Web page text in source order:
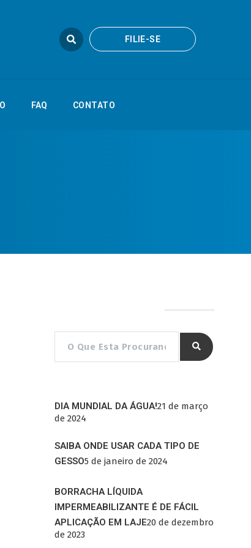
FILIE-SE
FAQ CONTATO
DIA MUNDIAL DA ÁGUA!21 de março
de 2024
SAIBA ONDE USAR CADA TIPO DE
GESSO5 de janeiro de 2024
BORRACHA LÍQUIDA
IMPERMEABILIZANTE É DE FÁCIL
APLICAÇÃO EM LAJE20 de dezembro
de 2023